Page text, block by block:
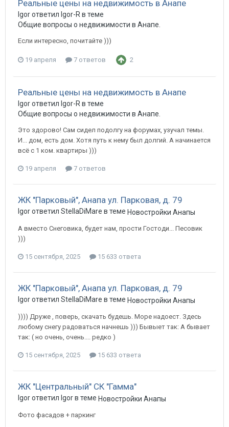
Реальные цены на недвижимость в Анапе
Igor ответил Igor-R в теме
Общие вопросы о недвижимости в Анапе.
Если интересно, почитайте )))
19 апреля 7 ответов 2
Реальные цены на недвижимость в Анапе
Igor ответил Igor-R в теме
Общие вопросы о недвижимости в Анапе.
Это здорово! Сам сидел подолгу на форумах, узучал темы.
И... дом, есть дом. Хотя путь к нему был долгий. А начинается
всё с 1 ком. квартиры )))
19 апреля 7 ответов
ЖК "Парковый", Анапа ул. Парковая, д. 79
Igor ответил StellaDiMare в теме Новостройки Анапы
А вместо Снеговика, будет нам, прости Гостоди... Песовик
)))
15 сентября, 2025 15 633 ответа
ЖК "Парковый", Анапа ул. Парковая, д. 79
Igor ответил StellaDiMare в теме Новостройки Анапы
)))) Друже , поверь, скачать будешь. Море надоест. Здесь
любому снегу радоваться начнешь ))) Бывыет так: А бывает
так: ( но очень, очень.... редко )
15 сентября, 2025 15 633 ответа
ЖК "Центральный" СК "Гамма"
Igor ответил Igor в теме Новостройки Анапы
Фото фасадов + паркинг